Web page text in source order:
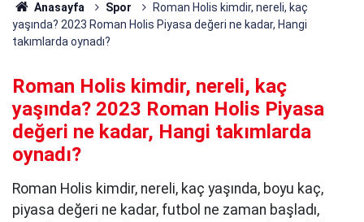
Anasayfa Spor
Roman Holis kimdir, nereli, kaç
yaşında? 2023 Roman Holis Piyasa değeri ne kadar, Hangi
takımlarda oynadı?
Roman Holis kimdir, nereli, kaç
yaşında? 2023 Roman Holis Piyasa
değeri ne kadar, Hangi takımlarda
oynadı?
Roman Holis kimdir, nereli, kaç yaşında, boyu kaç,
piyasa değeri ne kadar, futbol ne zaman başladı,